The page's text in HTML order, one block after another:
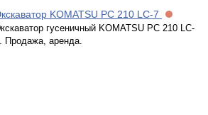
KOMATSU PC 210 LC-7
гусеничный KOMATSU PC 210 LC-
Продажа, аренда.